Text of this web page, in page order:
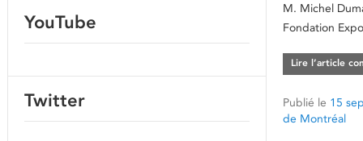
M. Michel
Fondation
Lire l’article
Publié le 15
de Montréal
YouTube
Twitter